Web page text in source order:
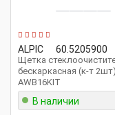
ALPIC 60.5205900
Щетка
бескаркасная (к-т
AWB16KIT
В наличии